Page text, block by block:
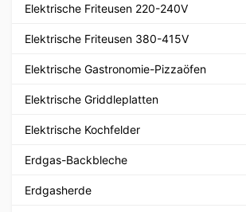
Elektrische Friteusen 220-240V
Elektrische Friteusen 380-415V
Elektrische Gastronomie-Pizzaöfen
Elektrische Griddleplatten
Elektrische Kochfelder
Erdgas-Backbleche
Erdgasherde